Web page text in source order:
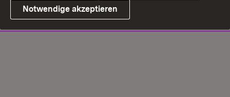
Notwendige akzeptieren